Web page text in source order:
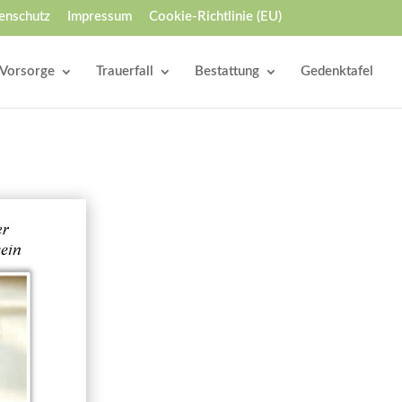
Impressum Cookie-Richtlinie (EU)
Vorsorge Trauerfall Bestattung Gedenktafel
veröffentlicht und von allen